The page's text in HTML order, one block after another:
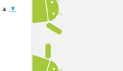
▲ ▼